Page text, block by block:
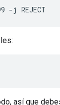
-j REJECT
así que